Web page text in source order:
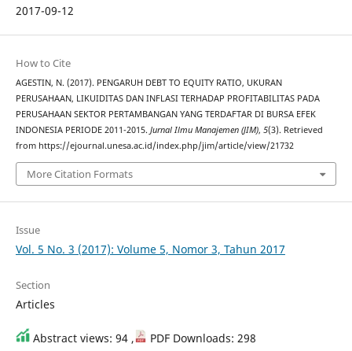
2017-09-12
How to Cite
AGESTIN, N. (2017). PENGARUH DEBT TO EQUITY RATIO, UKURAN
PERUSAHAAN, LIKUIDITAS DAN INFLASI TERHADAP PROFITABILITAS PADA
PERUSAHAAN SEKTOR PERTAMBANGAN YANG TERDAFTAR DI BURSA EFEK
INDONESIA PERIODE 2011-2015. Jurnal Ilmu Manajemen (JIM), 5(3). Retrieved
from https://ejournal.unesa.ac.id/index.php/jim/article/view/21732
More Citation Formats
Issue
Vol. 5 No. 3 (2017): Volume 5, Nomor 3, Tahun 2017
Section
Articles
Abstract views: 94 , PDF Downloads: 298